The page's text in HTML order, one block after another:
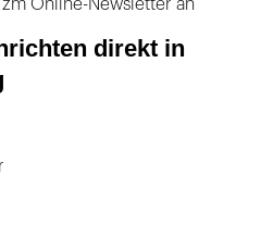
Online-Newsletter an
direkt in